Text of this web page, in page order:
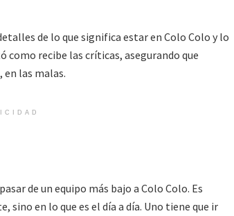
de lo que significa estar en Colo Colo y lo
como recibe las críticas, asegurando que
en las malas.
de un equipo más bajo a Colo Colo. Es
en lo que es el día a día. Uno tiene que ir